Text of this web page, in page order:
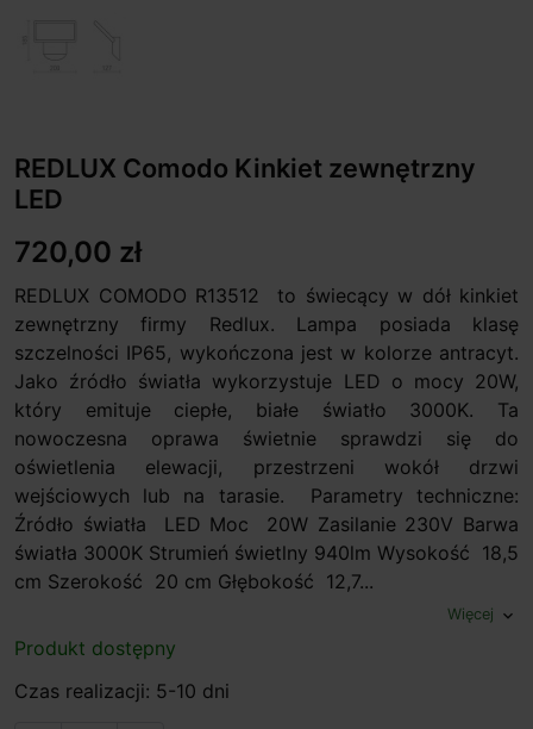
REDLUX Comodo Kinkiet zewnętrzny
LED
720,00 zł
REDLUX COMODO R13512 to świecący w dół kinkiet
zewnętrzny firmy Redlux. Lampa posiada klasę
szczelności IP65, wykończona jest w kolorze antracyt.
Jako źródło światła wykorzystuje LED o mocy 20W,
który emituje ciepłe, białe światło 3000K. Ta
nowoczesna oprawa świetnie sprawdzi się do
oświetlenia elewacji, przestrzeni wokół drzwi
wejściowych lub na tarasie. Parametry techniczne:
Źródło światła LED Moc 20W Zasilanie 230V Barwa
światła 3000K Strumień świetlny 940lm Wysokość 18,5
cm Szerokość 20 cm Głębokość 12,7...
Więcej expand_more
Produkt dostępny
Czas realizacji: 5-10 dni